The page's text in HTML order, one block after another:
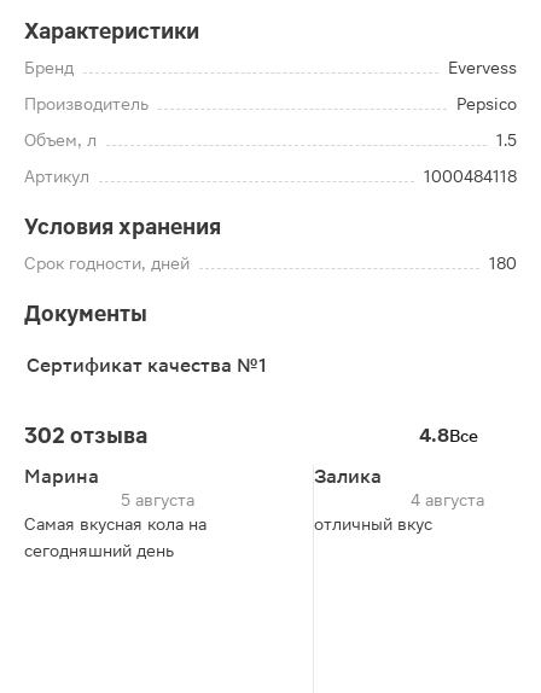
Характеристики
Бренд
Evervess
Производитель
Pepsico
Объем, л
1.5
Артикул
1000484118
Условия хранения
Срок годности, дней 180
Документы
Сертификат качества №1
302 отзыва 4.8Все
Марина
5 августа
Самая вкусная кола на
сегодняшний день
Залика
4 августа
отличный вкус